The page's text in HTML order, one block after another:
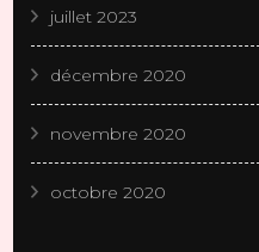
juillet 2023
décembre 2020
novembre 2020
octobre 2020